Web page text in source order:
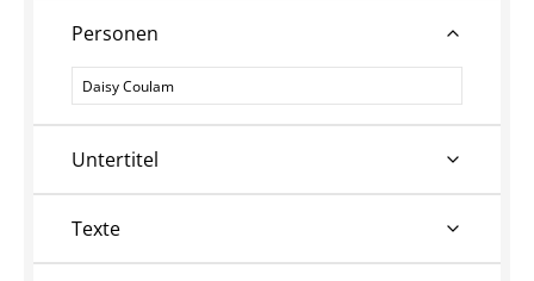
Personen
Personen
Untertitel
Texte